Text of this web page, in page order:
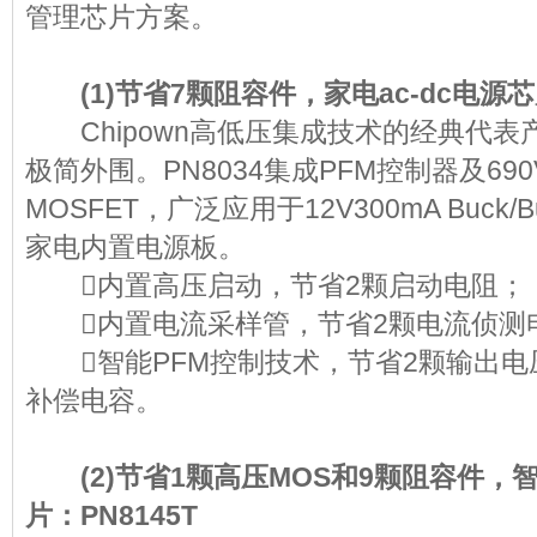
管理芯片方案。
(1)节省7颗阻容件，家电ac-dc电
Chipown高低压集成技术的经典代表
极简外围。PN8034集成PFM控制器及
MOSFET，广泛应用于12V300mA Buck/
家电内置电源板。
内置高压启动，节省2颗启动电
内置电流采样管，节省2颗电流
智能PFM控制技术，节省2颗输出电
补偿电容。
(2)节省1颗高压MOS和9颗阻容件，
片：PN8145T